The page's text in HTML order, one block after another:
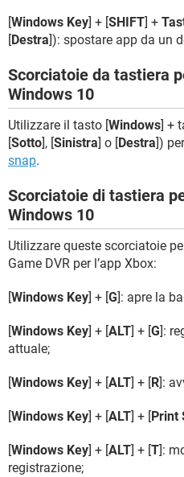
[Windows Key] + [SHIFT] +
[Destra]): spostare app da un
Scorciatoie da tastiera
Windows 10
Utilizzare il tasto [Windows] +
[Sotto], [Sinistra] o [Destra])
snap.
Scorciatoie di tastiera
Windows 10
Utilizzare queste scorciatoie
Game DVR per l’app Xbox:
[Windows Key] + [G]: apre la
[Windows Key] + [ALT] + [G]:
attuale;
[Windows Key] + [ALT] + [R]:
[Windows Key] + [ALT] + [Print
[Windows Key] + [ALT] + [T]:
registrazione;